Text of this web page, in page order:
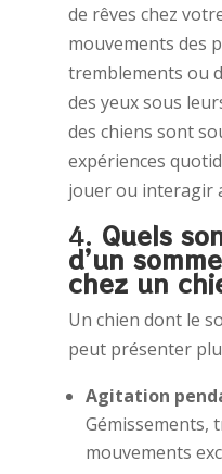
de rêves chez
mouvements des
tremblements ou
des yeux sous
des chiens sont
expériences
jouer ou interagir
4. Quels
d’un
chez un
Un chien dont le
peut présenter
Agitation
Gémissements,
mouvements